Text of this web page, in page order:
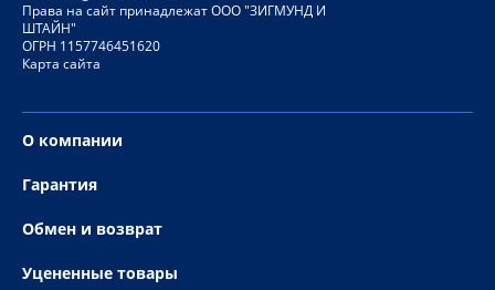
Права на сайт принадлежат ООО "ЗИГМУНД И
ШТАЙН"
ОГРН 1157746451620
Карта сайта
О компании
Гарантия
Обмен и возврат
Уцененные товары